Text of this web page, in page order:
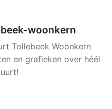
woonkern
Tollebeek Woonkern
en grafieken over héél